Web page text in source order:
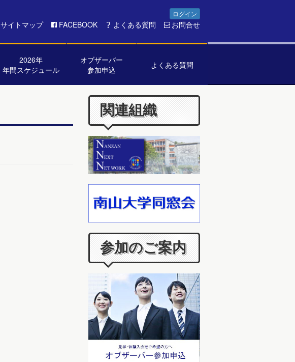
ログイン
サイトマップ FACEBOOK よくある質問 お問合せ
2026年
年間スケジュール
オブザーバー
参加申込
よくある質問
関連組織
参加のご案内